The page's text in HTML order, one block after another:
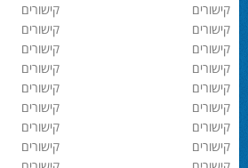
קישורים קישורים
קישורים קישורים
קישורים קישורים
קישורים קישורים
קישורים קישורים
קישורים קישורים
קישורים קישורים
קישורים קישורים